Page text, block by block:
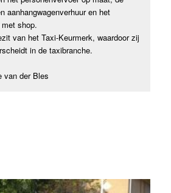
aanhangwagenverhuur en het
shop.
van het Taxi-Keurmerk, waardoor zij
in de taxibranche.
der Bles